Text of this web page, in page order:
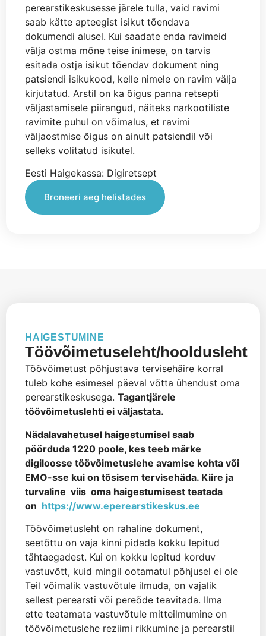
perearstikeskusesse järele tulla, vaid ravimi
saab kätte apteegist isikut tõendava
dokumendi alusel. Kui saadate enda ravimeid
välja ostma mõne teise inimese, on tarvis
esitada ostja isikut tõendav dokument ning
patsiendi isikukood, kelle nimele on ravim välja
kirjutatud. Arstil on ka õigus panna retsepti
väljastamisele piirangud, näiteks narkootiliste
ravimite puhul on võimalus, et ravimi
väljaostmise õigus on ainult patsiendil või
selleks volitatud isikutel.
Eesti Haigekassa: Digiretsept
Broneeri aeg helistades
HAIGESTUMINE
Töövõimetuseleht/hooldusleht
Töövõimetust põhjustava tervisehäire korral
tuleb kohe esimesel päeval võtta ühendust oma
perearstikeskusega. Tagantjärele
töövõimetuslehti ei väljastata.
Nädalavahetusel haigestumisel saab
pöörduda 1220 poole, kes teeb märke
digiloosse töövõimetuslehe avamise kohta või
EMO-sse kui on tõsisem tervisehäda. Kiire ja
turvaline viis oma haigestumisest teatada
on https://www.eperearstikeskus.ee
Töövõimetusleht on rahaline dokument,
seetõttu on vaja kinni pidada kokku lepitud
tähtaegadest. Kui on kokku lepitud korduv
vastuvõtt, kuid mingil ootamatul põhjusel ei ole
Teil võimalik vastuvõtule ilmuda, on vajalik
sellest perearsti või pereõde teavitada. Ilma
ette teatamata vastuvõtule mitteilmumine on
töövõimetuslehe reziimi rikkumine ja perearstil